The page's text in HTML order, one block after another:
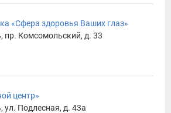
«Сфера здоровья Ваших глаз»
пр. Комсомольский, д. 33
центр»
ул. Подлесная, д. 43а